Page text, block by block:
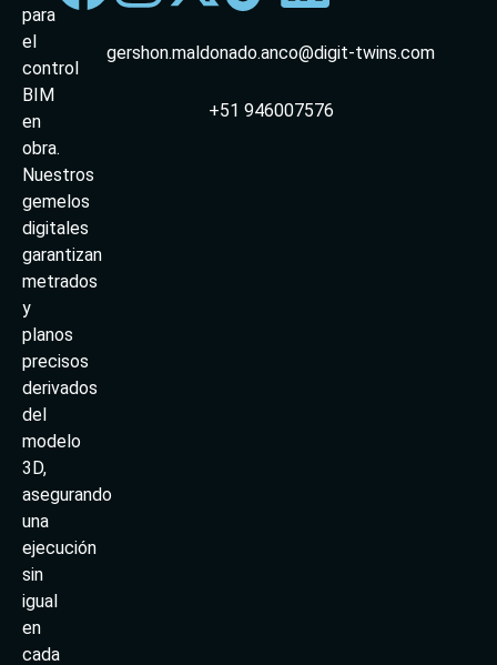
para
el
control
BIM
en
obra.
Nuestros
gemelos
digitales
garantizan
metrados
y
planos
precisos
derivados
del
modelo
3D,
asegurando
una
ejecución
sin
igual
en
cada
gershon.maldonado.anco@digit-twins.com
+51 946007576